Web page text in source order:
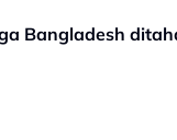
Bangladesh